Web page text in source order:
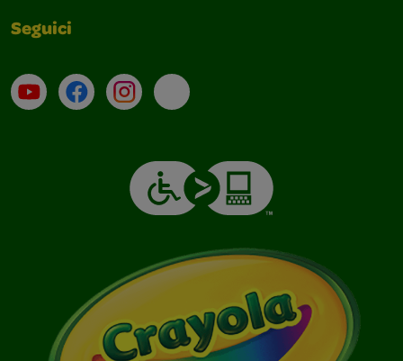
Seguici
Su YouTube
ContattiProfilo Instagram
Email